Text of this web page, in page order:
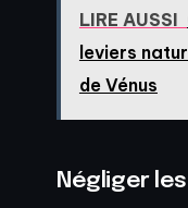
LIRE AUSSI
leviers
de Vénus
Négliger